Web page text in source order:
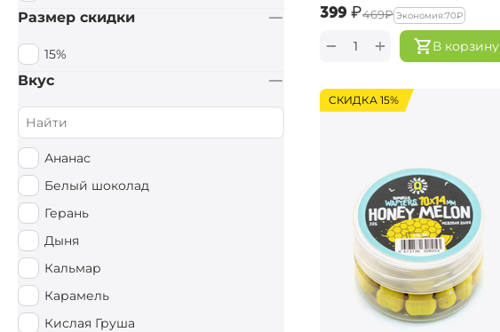
‍399‍₽‍469‍₽ Экономия:‍70‍₽
В корзину
+
−
СКИДКА 15%
Размер скидки
15%
Вкус
Ананас
Белый шоколад
Герань
Дыня
Кальмар
Карамель
Кислая Груша